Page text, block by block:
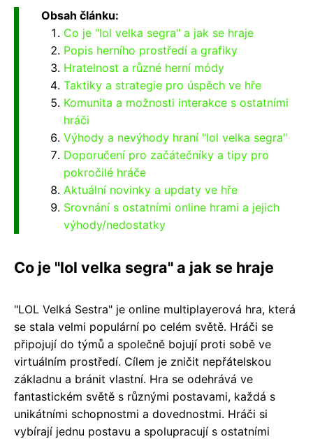
Obsah článku:
Co je "lol velka segra" a jak se hraje
Popis herního prostředí a grafiky
Hratelnost a různé herní módy
Taktiky a strategie pro úspěch ve hře
Komunita a možnosti interakce s ostatními
hráči
Výhody a nevýhody hraní "lol velka segra"
Doporučení pro začátečníky a tipy pro
pokročilé hráče
Aktuální novinky a updaty ve hře
Srovnání s ostatními online hrami a jejich
výhody/nedostatky
Co je "lol velka segra" a jak se hraje
"LOL Velká Sestra" je online multiplayerová hra, která
se stala velmi populární po celém světě. Hráči se
připojují do týmů a společně bojují proti sobě ve
virtuálním prostředí. Cílem je zničit nepřátelskou
základnu a bránit vlastní. Hra se odehrává ve
fantastickém světě s různými postavami, každá s
unikátními schopnostmi a dovednostmi. Hráči si
vybírají jednu postavu a spolupracují s ostatními